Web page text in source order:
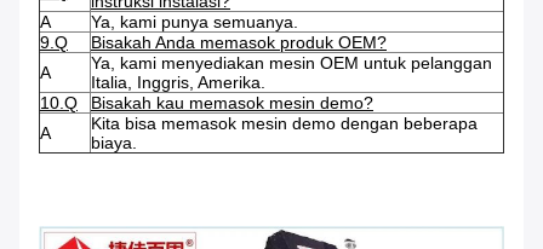
A
Ya, kami punya semuanya.
9.Q
Bisakah Anda memasok produk OEM?
A
Ya, kami menyediakan mesin OEM untuk pelanggan
Italia, Inggris, Amerika.
10.Q
Bisakah kau memasok mesin demo?
A
Kita bisa memasok mesin demo dengan beberapa
biaya.